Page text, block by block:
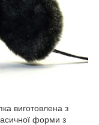
виготовлена з
форми з